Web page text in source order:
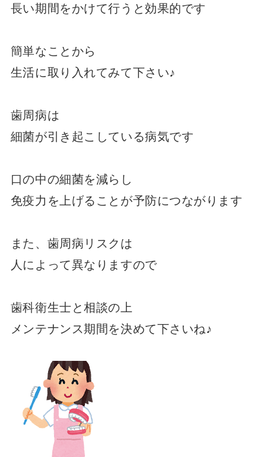
長い期間をかけて行うと効果的です
簡単なことから
生活に取り入れてみて下さい♪
歯周病は
細菌が引き起こしている病気です
口の中の細菌を減らし
免疫力を上げることが予防につながります
また、歯周病リスクは
人によって異なりますので
歯科衛生士と相談の上
メンテナンス期間を決めて下さいね♪